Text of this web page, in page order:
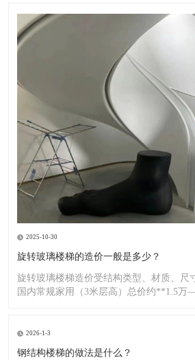
2025-10-30
旋转玻璃楼梯的造价一般是多少？
旋转玻璃楼梯造价受结构类型、材质、尺
国内常规家用（3米层高）总价约**1.5万
2026-1-3
钢结构楼梯的做法是什么？